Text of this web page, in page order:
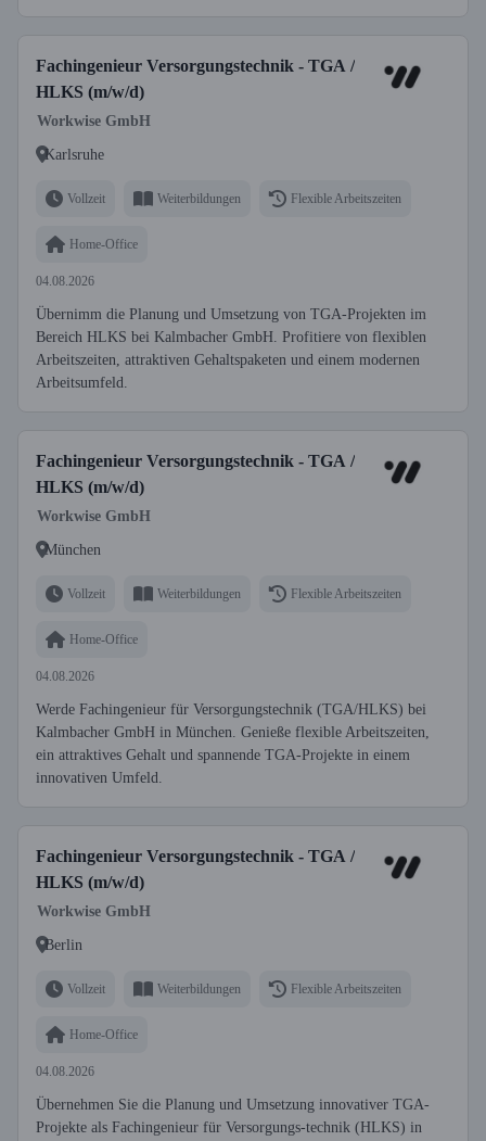
Fachingenieur Versorgungstechnik - TGA /
HLKS (m/w/d)
Workwise GmbH
Karlsruhe
Vollzeit Weiterbildungen Flexible Arbeitszeiten
Home-Office
04.08.2026
Übernimm die Planung und Umsetzung von TGA-Projekten im
Bereich HLKS bei Kalmbacher GmbH. Profitiere von flexiblen
Arbeitszeiten, attraktiven Gehaltspaketen und einem modernen
Arbeitsumfeld.
Fachingenieur Versorgungstechnik - TGA /
HLKS (m/w/d)
Workwise GmbH
München
Vollzeit Weiterbildungen Flexible Arbeitszeiten
Home-Office
04.08.2026
Werde Fachingenieur für Versorgungstechnik (TGA/HLKS) bei
Kalmbacher GmbH in München. Genieße flexible Arbeitszeiten,
ein attraktives Gehalt und spannende TGA-Projekte in einem
innovativen Umfeld.
Fachingenieur Versorgungstechnik - TGA /
HLKS (m/w/d)
Workwise GmbH
Berlin
Vollzeit Weiterbildungen Flexible Arbeitszeiten
Home-Office
04.08.2026
Übernehmen Sie die Planung und Umsetzung innovativer TGA-
Projekte als Fachingenieur für Versorgungs-technik (HLKS) in